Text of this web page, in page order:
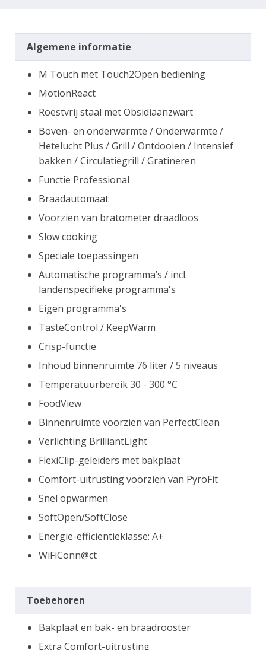
Algemene informatie
M Touch met Touch2Open bediening
MotionReact
Roestvrij staal met Obsidiaanzwart
Boven- en onderwarmte / Onderwarmte /
Hetelucht Plus / Grill / Ontdooien / Intensief
bakken / Circulatiegrill / Gratineren
Functie Professional
Braadautomaat
Voorzien van bratometer draadloos
Slow cooking
Speciale toepassingen
Automatische programma’s / incl.
landenspecifieke programma's
Eigen programma's
TasteControl / KeepWarm
Crisp-functie
Inhoud binnenruimte 76 liter / 5 niveaus
Temperatuurbereik 30 - 300 °C
FoodView
Binnenruimte voorzien van PerfectClean
Verlichting BrilliantLight
FlexiClip-geleiders met bakplaat
Comfort-uitrusting voorzien van PyroFit
Snel opwarmen
SoftOpen/SoftClose
Energie-efficiëntieklasse: A+
WiFiConn@ct
Toebehoren
Bakplaat en bak- en braadrooster
Extra Comfort-uitrusting